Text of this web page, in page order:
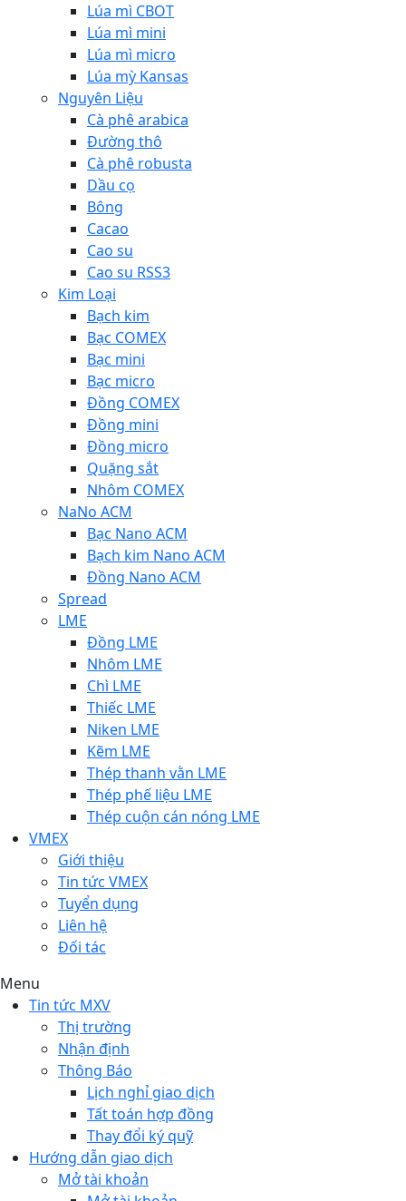
Lúa mì CBOT
Lúa mì mini
Lúa mì micro
Lúa mỳ Kansas
Nguyên Liệu
Cà phê arabica
Đường thô
Cà phê robusta
Dầu cọ
Bông
Cacao
Cao su
Cao su RSS3
Kim Loại
Bạch kim
Bạc COMEX
Bạc mini
Bạc micro
Đồng COMEX
Đồng mini
Đồng micro
Quặng sắt
Nhôm COMEX
NaNo ACM
Bạc Nano ACM
Bạch kim Nano ACM
Đồng Nano ACM
Spread
LME
Đồng LME
Nhôm LME
Chì LME
Thiếc LME
Niken LME
Kẽm LME
Thép thanh vằn LME
Thép phế liệu LME
Thép cuộn cán nóng LME
VMEX
Giới thiệu
Tin tức VMEX
Tuyển dụng
Liên hệ
Đối tác
Menu
Tin tức MXV
Thị trường
Nhận định
Thông Báo
Lịch nghỉ giao dịch
Tất toán hợp đồng
Thay đổi ký quỹ
Hướng dẫn giao dịch
Mở tài khoản